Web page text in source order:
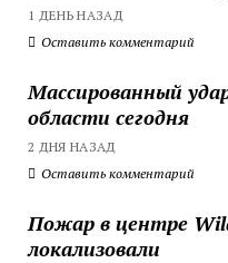
1 ДЕНЬ НАЗАД
Оставить комментарий
Массированный
области сегодня
2 ДНЯ НАЗАД
Оставить комментарий
Пожар в центре
локализовали